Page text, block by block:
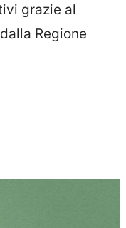
grazie al
Regione